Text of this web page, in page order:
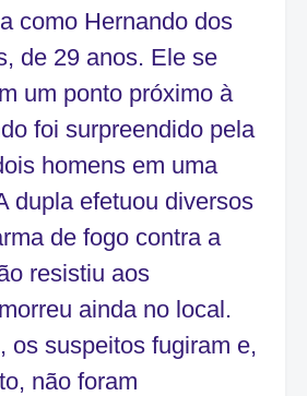
como Hernando dos
de 29 anos. Ele se
um ponto próximo à
foi surpreendido pela
homens em uma
dupla efetuou diversos
de fogo contra a
resistiu aos
ainda no local.
os suspeitos fugiram e,
não foram